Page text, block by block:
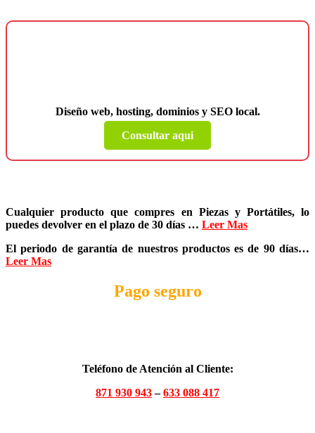
Diseño web, hosting, dominios y SEO local.
Consultar aqui
Cualquier producto que compres en Piezas y Portátiles, lo
puedes devolver en el plazo de 30 días … Leer Mas
El periodo de garantía de nuestros productos es de 90 días…
Leer Mas
Pago seguro
Teléfono de Atención al Cliente:
871 930 943–633 088 417